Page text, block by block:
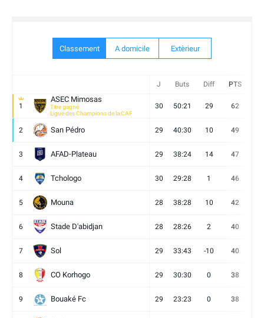
Classement A domicile Extèrieur
J Buts Diff PTS
1
ASEC Mimosas
Titre gagné
Ligue des Champions de la CAF
30 50:21 29 62
2 San Pédro 29 40:30 10 49
3 AFAD-Plateau 29 38:24 14 47
4 Tchologo 30 29:28 1 46
5 Mouna 28 38:28 10 42
6 Stade D'abidjan 28 28:26 2 40
7 Sol 29 33:43 -10 40
8 CO Korhogo 29 30:30 0 38
9 Bouaké Fc 29 23:23 0 38